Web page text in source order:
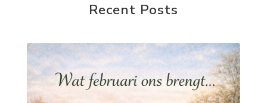
Recent Posts